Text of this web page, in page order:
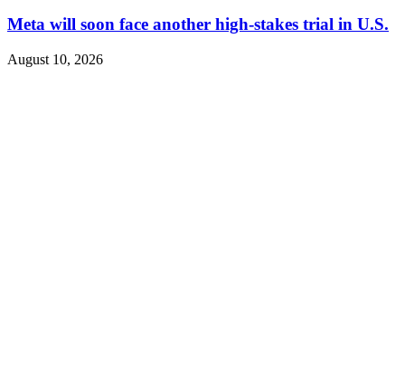
Meta will soon face another high-stakes trial in U.S.
August 10, 2026